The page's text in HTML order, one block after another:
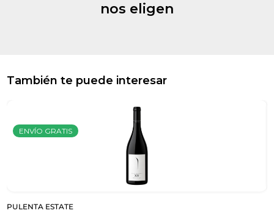
nos eligen
También te puede interesar
ENVÍO GRATIS
PULENTA ESTATE